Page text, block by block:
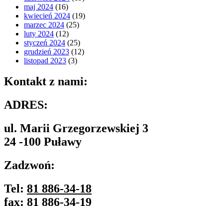
maj 2024 (16)
kwiecień 2024 (19)
marzec 2024 (25)
luty 2024 (12)
styczeń 2024 (25)
grudzień 2023 (12)
listopad 2023 (3)
Kontakt z nami:
ADRES:
ul. Marii Grzegorzewskiej 3
24 -100 Puławy
Zadzwoń:
Tel: 81 886-34-18
fax: 81 886-34-19